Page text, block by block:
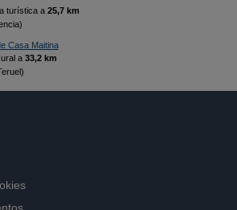
turística a 25,7 km
Casa Maitina
a 33,2 km